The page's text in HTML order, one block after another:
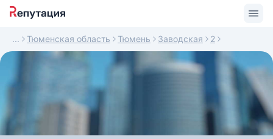
Тюменская область Тюмень Заводская 2